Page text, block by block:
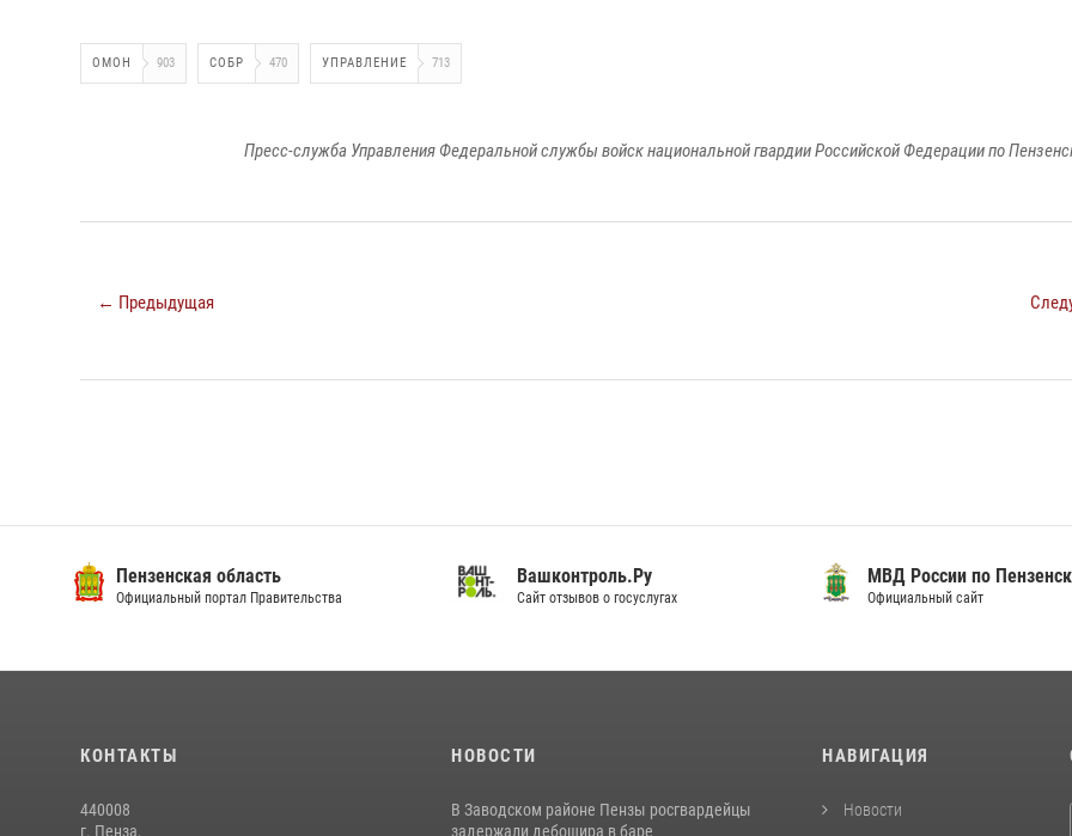
ОМОН 903 СОБР 470 УПРАВЛЕНИЕ 713
Пресс-служба Управления Федеральной службы войск национальной гвардии Российской Федерации по
← Предыдущая
Пензенская область
Официальный портал Правительства
Вашконтроль.Ру
Сайт отзывов о госуслугах
МВД России по
Официальный сайт
КОНТАКТЫ
440008
г. Пенза,
НОВОСТИ
В Заводском районе Пензы росгвардейцы
задержали дебошира в баре
НАВИГАЦИЯ
Новости